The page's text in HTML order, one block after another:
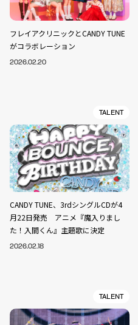
フレイアクリニックとCANDY TUNE
がコラボレーション
2026.02.20
TALENT
CANDY TUNE、3rdシングルCDが4
月22日発売 アニメ『魔入りまし
た！入間くん』主題歌に決定
2026.02.18
TALENT